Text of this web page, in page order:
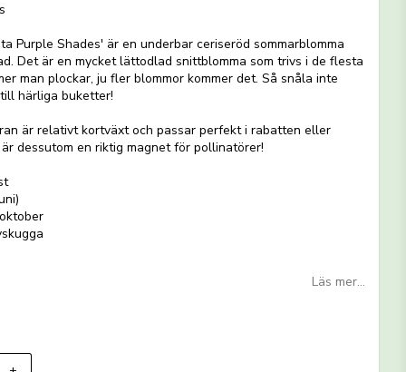
Purple Shades' är en underbar ceriseröd sommarblomma
Det är en mycket lättodlad snittblomma som trivs i de flesta
man plockar, ju fler blommor kommer det. Så snåla inte
härliga buketter!
är relativt kortväxt och passar perfekt i rabatten eller
dessutom en riktig magnet för pollinatörer!
Läs mer...